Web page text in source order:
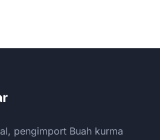
pengimport Buah kurma